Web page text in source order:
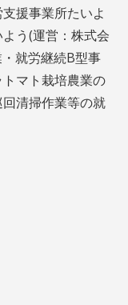
援事業所たいよ
う(運営：株式会
就労継続B型事
マト栽培農業の
清掃作業等の就